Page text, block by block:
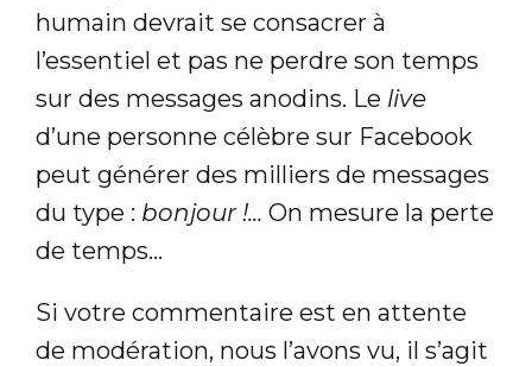
humain devrait se consacrer à
l’essentiel et pas ne perdre son temps
sur des messages anodins. Le live
d’une personne célèbre sur Facebook
peut générer des milliers de messages
du type : bonjour !... On mesure la perte
de temps…
Si votre commentaire est en attente
de modération, nous l’avons vu, il s’agit